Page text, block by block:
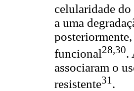
celularidade
a uma
funcional28,30.
associaram o
resistente31 .